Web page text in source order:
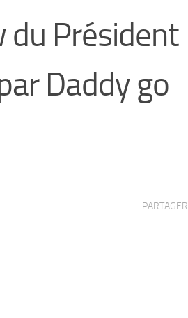
du Président
Daddy go
PARTAGER